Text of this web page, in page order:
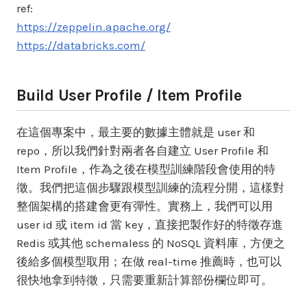
ref:
https://zeppelin.apache.org/
https://databricks.com/
Build User Profile / Item Profile
在這個專案中，最主要的數據主體就是 user 和
repo，所以我們針對兩者各自建立 User Profile 和
Item Profile，作為之後在模型訓練階段會使用的特
徵。我們把這個步驟跟模型訓練的流程分開，這樣對
整個架構的搭建會更有彈性。實務上，我們可以用
user id 或 item id 當 key，直接把製作好的特徵存進
Redis 或其他 schemaless 的 NoSQL 資料庫，方便之
後給多個模型取用；在做 real-time 推薦時，也可以
很快地拿到特徵，只需要重新計算部份欄位即可。